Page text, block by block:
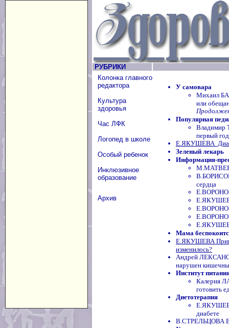
РУБРИКИ
Колонка главного
редактора
Культура
здоровья
Час ЛФК
Логопед в школе
Особый ребенок
Инклюзивное
образование
Архив
У самовара
Михаил
или
Популярная
Владимир
первый год
Е.ЯКУШЕВА
Зеленый лекарь
Информация-
сердца
Е.ЯКУШЕВА
Мама
Е.ЯКУШЕВА
изменилось?
Андрей
нарушен
Институт
Калерия
готовить
Диетотерапия
диабете
В.СТРЕЛЬЦОВА